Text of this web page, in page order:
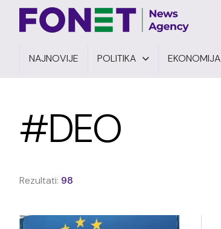
NAJNOVIJE POLITIKA EKONOMIJA
#DEO
Rezultati: 98